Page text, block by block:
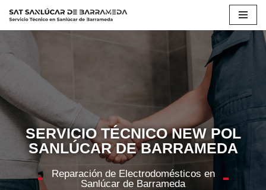
Saltar
SERVICIO TÉCNICO NEW POL
SANLÚCAR DE BARRAMEDA
Reparación de Electrodomésticos en
Sanlúcar de Barrameda